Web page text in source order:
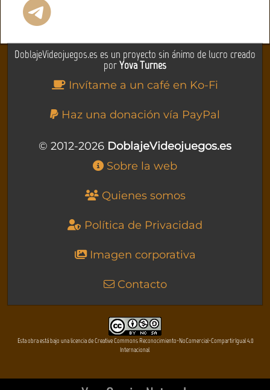
DoblajeVideojuegos.es es un proyecto sin ánimo de lucro creado
porYova Turnes
Invítame a un café en Ko-Fi
Haz una donación vía PayPal
© 2012-2026 DoblajeVideojuegos.es
Sobre la web
Quienes somos
Política de Privacidad
Imagen corporativa
Contacto
Esta obra está bajo una licencia de Creative Commons Reconocimiento-NoComercial-CompartirIgual 4.0
Internacional